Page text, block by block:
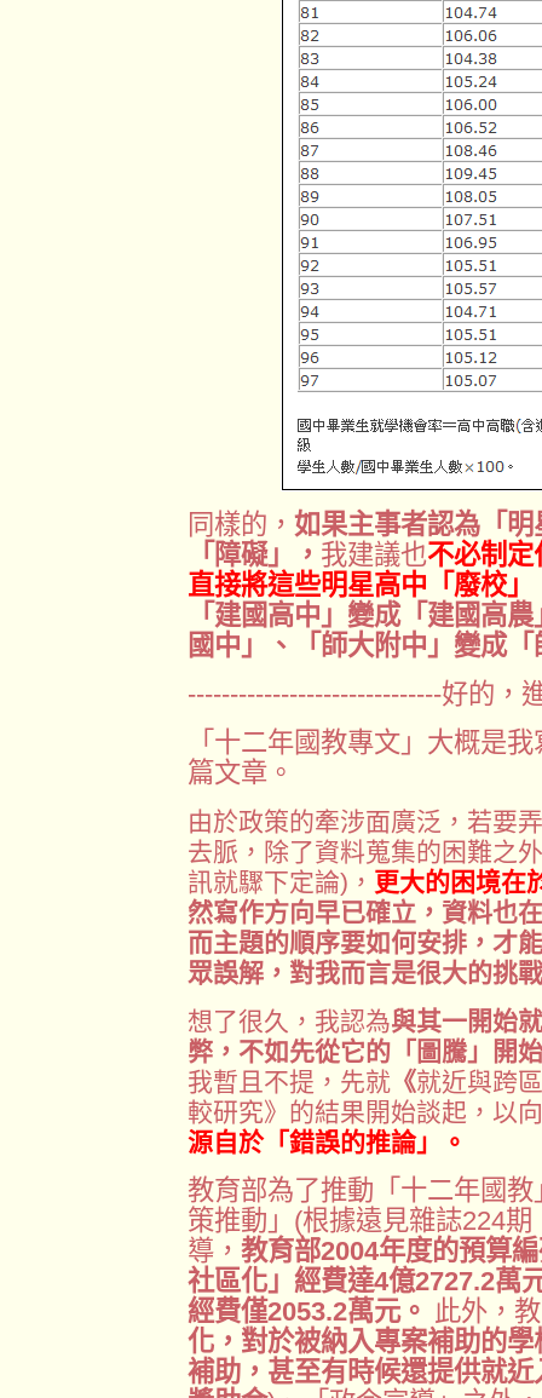
同樣的， 如果主事者認為「
「障礙」， 我建議也不必制定
直接將這些明星高中「廢校
「建國高中」變成「建國高
國中」、「師大附中」變成
------------------------------好的，
「十二年國教專文」大概是
篇文章。
由於政策的牽涉面廣泛，若要
去脈，除了資料蒐集的困難之
訊就驟下定論)， 更大的困境在
然寫作方向早已確立，資料也
而主題的順序要如何安排，才
眾誤解，對我而言是很大的挑
想了很久，我認為與其一開始
弊，不如先從它的「圖騰」開
我暫且不提，先就 《就近與跨
較研究》的結果開始談起，以
源自於「錯誤的推論」。
教育部為了推動「十二年國
策推動」(根據遠見雜誌224
導， 教育部2004年度的預算
社區化」經費達4億2727.2萬
經費僅2053.2萬元。 此外，
化，對於被納入專案補助的
補助，甚至有時候還提供就